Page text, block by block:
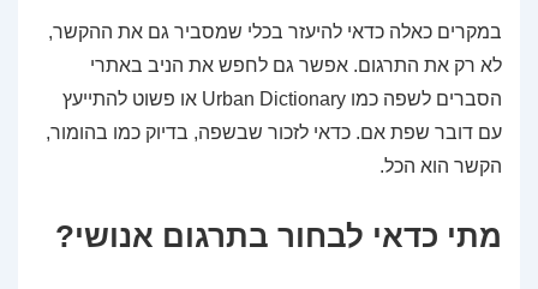
במקרים כאלה כדאי להיעזר בכלי שמסביר גם את ההקשר,
לא רק את התרגום. אפשר גם לחפש את הניב באתרי
הסברים לשפה כמו Urban Dictionary או פשוט להתייעץ
עם דובר שפת אם. כדאי לזכור שבשפה, בדיוק כמו בהומור,
הקשר הוא הכל.
מתי כדאי לבחור בתרגום אנושי?